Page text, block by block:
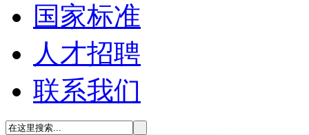
国家标准
人才招聘
联系我们